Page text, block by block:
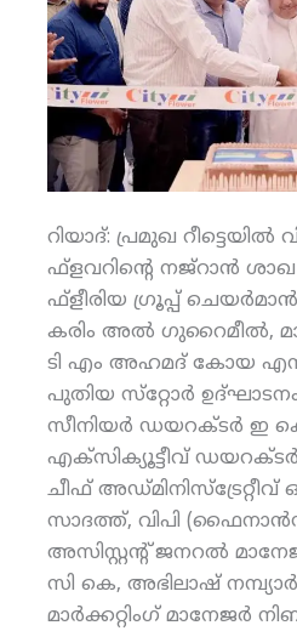
റിയാദ്: പ്രമുഖ
ഫ്‌ളവറിന്റെ നജ്‌റാന്‍
ഫ്‌ളീരിയ ഗ്രൂപ്പ്
കരിം അല്‍ ഗുറൈമീല്‍,
ടി എം അഹമദ് കോയ
പുതിയ സ്‌റ്റോര്‍
സീനിയര്‍ ഡയറക്ടര്‍ ഇ
എക്‌സിക്യൂട്ടീവ്
ചീഫ്
സാദത്ത്, വിപി
അസിസ്റ്റന്റ് ജനറല്‍
സി കെ, അഭിലാഷ്
മാര്‍ക്കറ്റിംഗ് മാനേജര്‍